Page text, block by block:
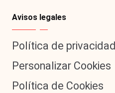
Avisos legales
Política de privacidad
Personalizar Cookies
Política de Cookies